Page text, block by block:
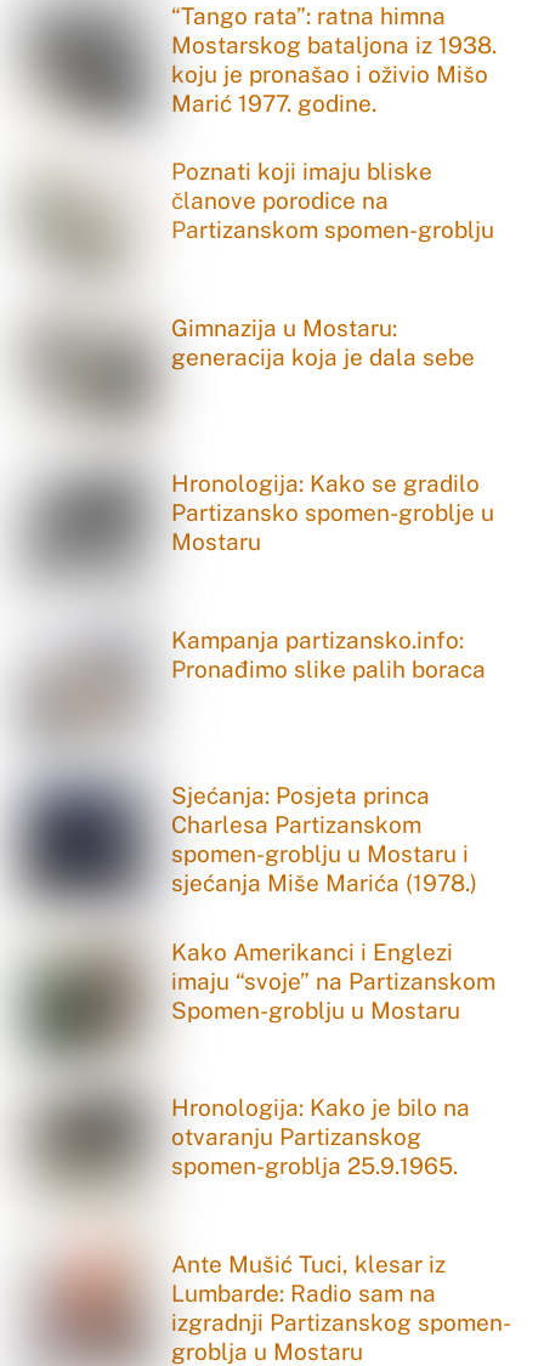
“Tango rata”: ratna himna
Mostarskog bataljona iz 1938.
koju je pronašao i oživio Mišo
Marić 1977. godine.
Poznati koji imaju bliske
članove porodice na
Partizanskom spomen-groblju
Gimnazija u Mostaru:
generacija koja je dala sebe
Hronologija: Kako se gradilo
Partizansko spomen-groblje u
Mostaru
Kampanja partizansko.info:
Pronađimo slike palih boraca
Sjećanja: Posjeta princa
Charlesa Partizanskom
spomen-groblju u Mostaru i
sjećanja Miše Marića (1978.)
Kako Amerikanci i Englezi
imaju “svoje” na Partizanskom
Spomen-groblju u Mostaru
Hronologija: Kako je bilo na
otvaranju Partizanskog
spomen-groblja 25.9.1965.
Ante Mušić Tuci, klesar iz
Lumbarde: Radio sam na
izgradnji Partizanskog spomen-
groblja u Mostaru